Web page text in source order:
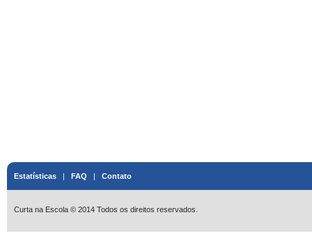
Estatísticas | FAQ | Contato
Curta na Escola © 2014 Todos os direitos reservados.